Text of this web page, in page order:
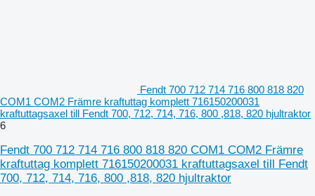
Fendt 700 712 714 716 800 818 820
COM1 COM2 Främre kraftuttag komplett 716150200031
kraftuttagsaxel till Fendt 700, 712, 714, 716, 800 ,818, 820 hjultraktor
6
Fendt 700 712 714 716 800 818 820 COM1 COM2 Främre
kraftuttag komplett 716150200031 kraftuttagsaxel till Fendt
700, 712, 714, 716, 800 ,818, 820 hjultraktor